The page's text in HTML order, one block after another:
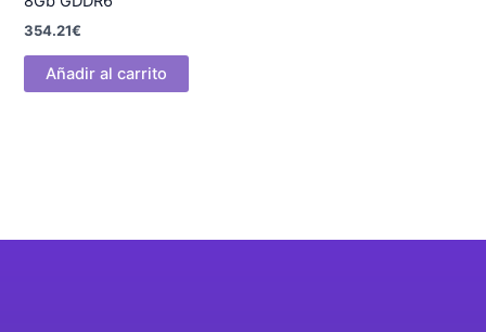
354.21€
Añadir al carrito